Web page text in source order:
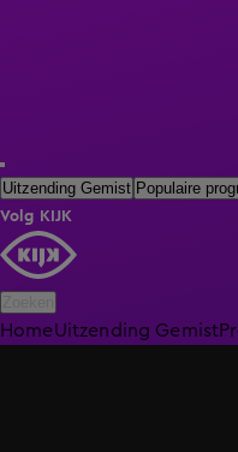
Uitzending Gemist Populaire
Volg KIJK
HomeUitzending Gemist